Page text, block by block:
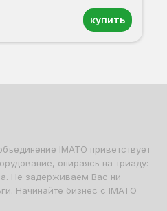
купить
IMATO приветствует
опираясь на триаду:
Не задерживаем Вас ни
Начинайте бизнес с IMATO